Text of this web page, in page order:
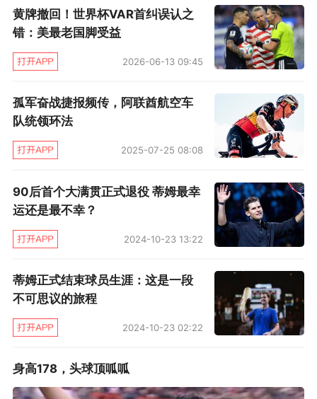
去有些“臀大无脑”……哦不，“球重无脑”，但其实
蒂姆很具分析能力；初入职业网坛那几年，甚至
喜欢赛后在社交媒体上碎碎念各种自我总结。蒂
姆解析说：“我移动很好，体能也扛得住；与他对
战，你必须时刻做好多拍拉锯后调整呼吸的准
备。我发挥最好的部分是底线球，很具冲击力，
低级失误，留下足够的安全边际。”
与此同时，蒂姆也表达了对马德里比赛条件的
喜爱，去年在这里首次打入ATP1000大师赛决赛
就是证明。与此同时，空间宽大的中央球场也帮
了大忙，“球的弹跳真是疯狂，在桑切斯球场和3
号场应对起来就比较难，好在玛诺罗·桑塔纳球场
蒂姆的暴力正手有多厉害？为他奉献了本场
黄牌撤回！世界杯VAR首纠误认之
错：美最老国脚受益
2026-06-13 09:45
孤军奋战捷报频传，阿联酋航空车
队统领环法
2025-07-25 08:08
90后首个大满贯正式退役 蒂姆最幸
运还是最不幸？
2024-10-23 13:22
蒂姆正式结束球员生涯：这是一段
不可思议的旅程
2024-10-23 02:22
身高178，头球顶呱呱